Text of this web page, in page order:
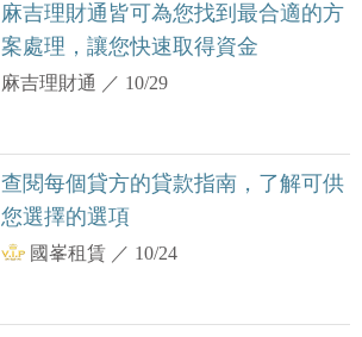
麻吉理財通皆可為您找到最合適的方
案處理，讓您快速取得資金
麻吉理財通 ／ 10/29
查閱每個貸方的貸款指南，了解可供
您選擇的選項
國峯租賃 ／ 10/24